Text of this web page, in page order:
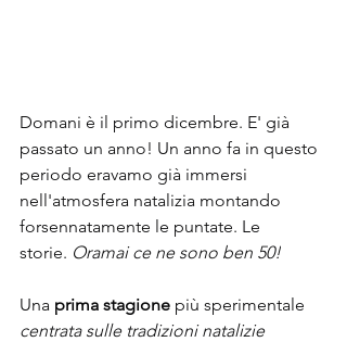
Domani è il primo dicembre. E' già
passato un anno! Un anno fa in questo
periodo eravamo già immersi
nell'atmosfera natalizia montando
forsennatamente le puntate. Le
storie. Oramai ce ne sono ben 50!
Una prima stagione più sperimentale
centrata sulle tradizioni natalizie